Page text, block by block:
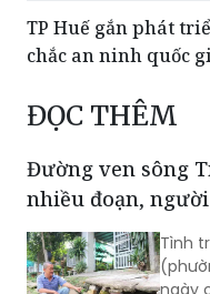
TP Huế gắn phát
chắc an ninh quốc
ĐỌC THÊM
Đường ven sông
nhiều đoạn,
Tình